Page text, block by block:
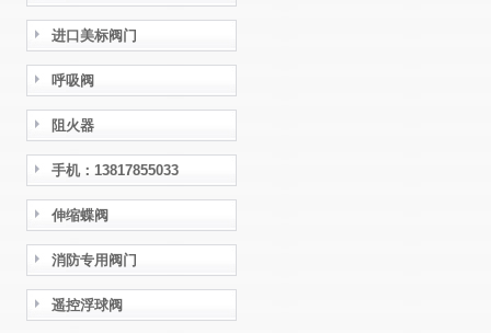
进口美标阀门
呼吸阀
阻火器
手机：13817855033
伸缩蝶阀
消防专用阀门
遥控浮球阀